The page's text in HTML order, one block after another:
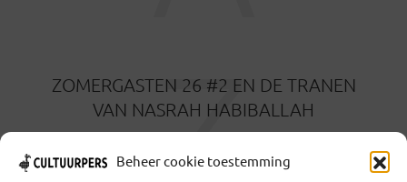
Beheer cookie toestemming
ZOMERGASTEN 26 #2 EN DE TRANEN
VAN NASRAH HABIBALLAH
Z